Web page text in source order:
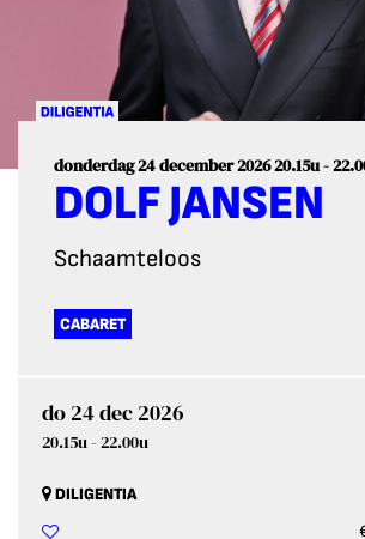
DOLF JANSEN
Schaamteloos
donderdag 24 december 202620.15u -
CABARET
do 24 dec 2026
20.15u- 22.00u
DILIGENTIA